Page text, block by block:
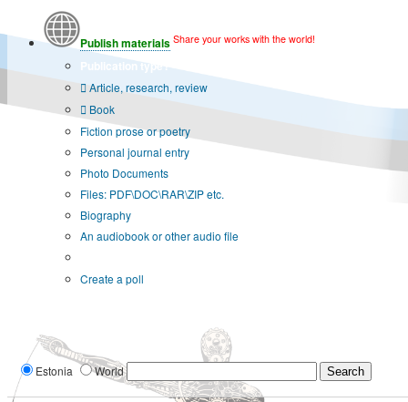
Publish materials Share your works with the world!
Publication type?
Article, research, review
Book
Fiction prose or poetry
Personal journal entry
Photo Documents
Files: PDF\DOC\RAR\ZIP etc.
Biography
An audiobook or other audio file
Create a poll
Estonia World